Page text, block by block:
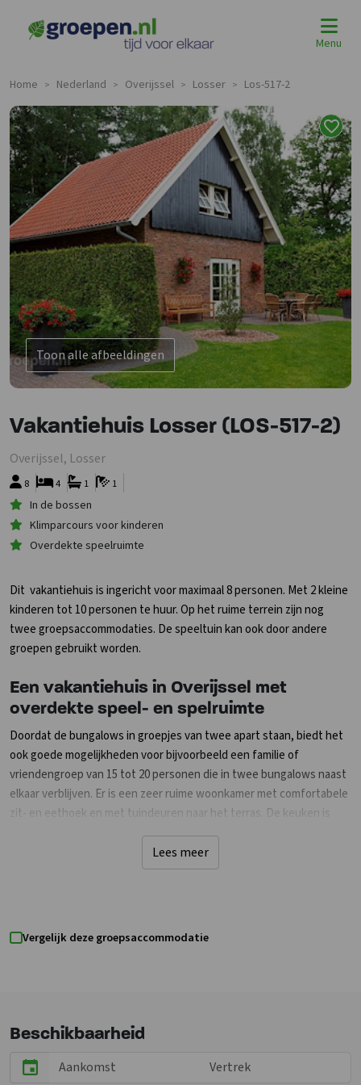
Menu
Home > Nederland > Overijssel > Losser > Los-517-2
Toon alle afbeeldingen
Vakantiehuis Losser (LOS-517-2)
Overijssel, Losser
8 1
1
4
In de bossen
Klimparcours voor kinderen
Overdekte speelruimte
Dit vakantiehuis is ingericht voor maximaal 8 personen. Met 2 kleine
kinderen tot 10 personen te huur. Op het ruime terrein zijn nog
twee groepsaccommodaties. De speeltuin kan ook door andere
groepen gebruikt worden.
Een vakantiehuis in Overijssel met
overdekte speel- en spelruimte
Doordat de bungalows in groepjes van twee apart staan, biedt het
ook goede mogelijkheden voor bijvoorbeeld een familie of
vriendengroep van 15 tot 20 personen die in twee bungalows naast
elkaar verblijven. Er is een zeer ruime woonkamer met comfortabele
zit- en eethoek en met tuindeuren naar het terras. De keuken is
compleet ingericht. Er is een bijkeuken met wasmachine en
wasdroger. Een kinderstoel en een kinderbedje zijn ook aanwezig.
Op de eerste verdieping zijn 4 tweepersoons slaapkamers. Alle
toilet. Om elke bungalow is een tuin met eigen terras met
tuinmeubilair en een overdekt terras. Voor de kinderen zijn er volop
voor de kleintjes skelters/fietsjes aanwezig.
Samen struinen door het bos
Lees meer
Vergelijk deze groepsaccommodatie
Beschikbaarheid